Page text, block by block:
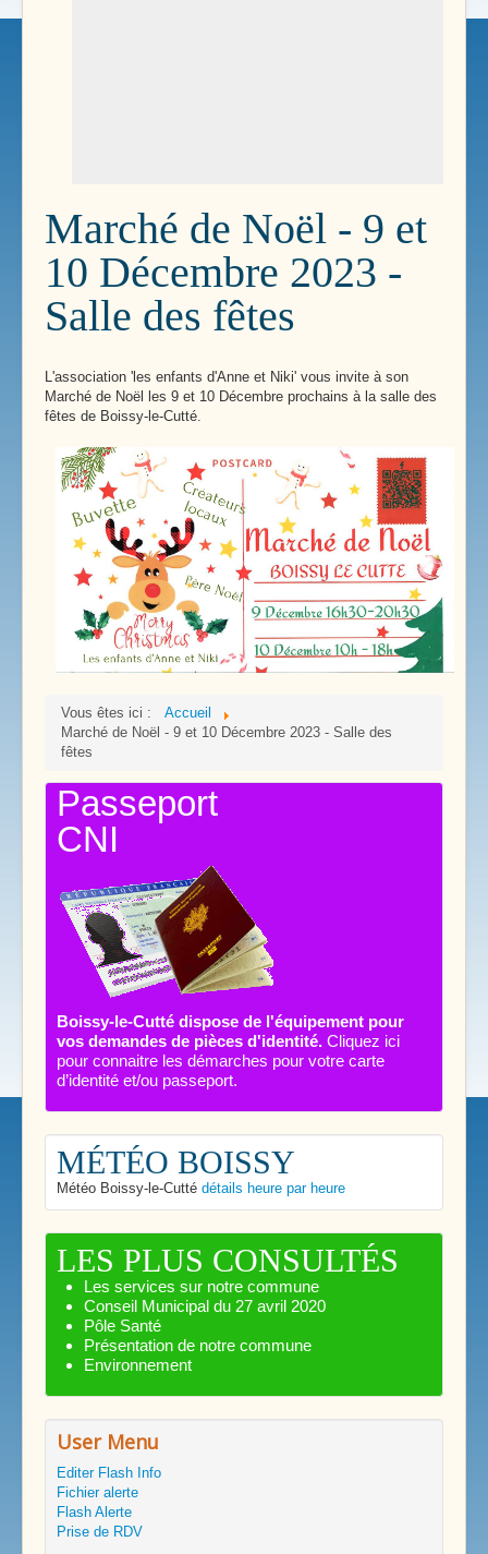
Marché de Noël - 9 et
10 Décembre 2023 -
Salle des fêtes
L'association 'les enfants d'Anne et Niki' vous invite à son
Marché de Noël les 9 et 10 Décembre prochains à la salle des
fêtes de Boissy-le-Cutté.
Vous êtes ici :
Accueil
Marché de Noël - 9 et 10 Décembre 2023 - Salle des
fêtes
Passeport
CNI
Boissy-le-Cutté dispose de l'équipement pour
vos demandes de pièces d'identité. Cliquez ici
pour connaitre les démarches pour votre carte
d’identité et/ou passeport.
MÉTÉO BOISSY
Météo Boissy-le-Cutté détails heure par heure
LES PLUS CONSULTÉS
Les services sur notre commune
Conseil Municipal du 27 avril 2020
Pôle Santé
Présentation de notre commune
Environnement
User Menu
Editer Flash Info
Fichier alerte
Flash Alerte
Prise de RDV